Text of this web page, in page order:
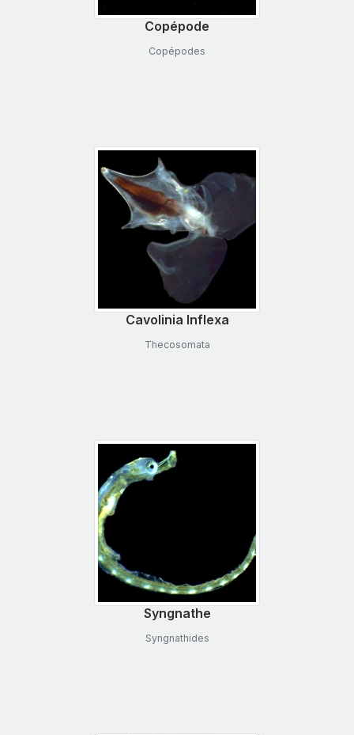
Copépode
Copépodes
Cavolinia Inflexa
Thecosomata
Syngnathe
Syngnathides